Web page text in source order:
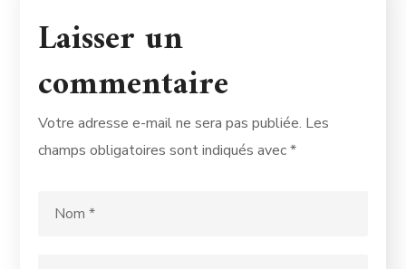
Laisser un
commentaire
Votre adresse e-mail ne sera pas publiée. Les
champs obligatoires sont indiqués avec*